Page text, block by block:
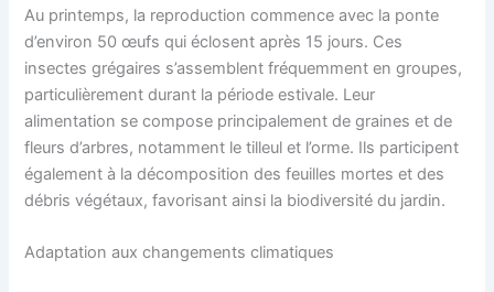
Au printemps, la reproduction commence avec la ponte
d’environ 50 œufs qui éclosent après 15 jours. Ces
insectes grégaires s’assemblent fréquemment en groupes,
particulièrement durant la période estivale. Leur
alimentation se compose principalement de graines et de
fleurs d’arbres, notamment le tilleul et l’orme. Ils participent
également à la décomposition des feuilles mortes et des
débris végétaux, favorisant ainsi la biodiversité du jardin.
Adaptation aux changements climatiques